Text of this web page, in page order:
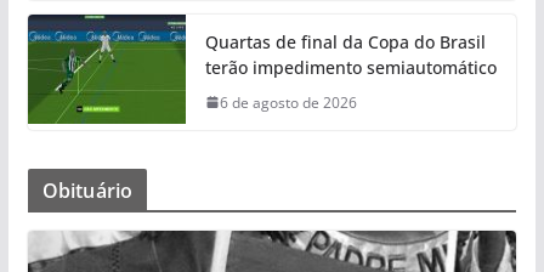
Quartas de final da Copa do Brasil
terão impedimento semiautomático
6 de agosto de 2026
Obituário